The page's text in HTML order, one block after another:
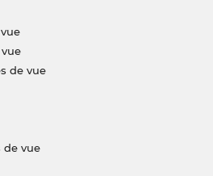
de vue
de vue